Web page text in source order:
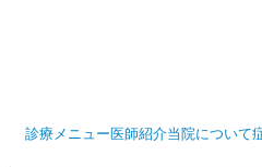
診療メニュー医師紹介当院について